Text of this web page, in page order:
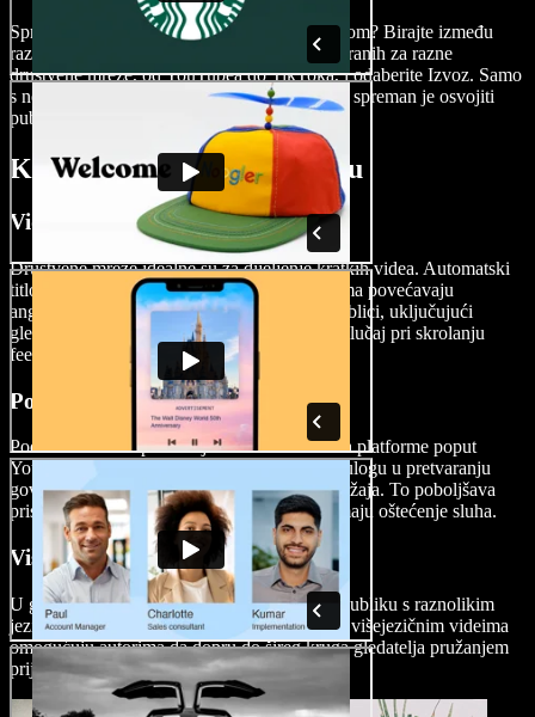
Spremni podijeliti svoje remek-djelo sa svijetom? Birajte između
različitih formata, uključujući MOV, optimiziranih za razne
društvene mreže, od YouTubea do TikToka, i odaberite Izvoz. Samo
s nekoliko klikova vaš visokokvalitetni video spreman je osvojiti
publiku.
Kada koristiti titlove u videu
Videozapisi za društvene mreže
Društvene mreže idealne su za dijeljenje kratkih videa. Automatski
titlovi u videozapisima na društvenim mrežama povećavaju
angažman jer čine sadržaj dostupnim široj publici, uključujući
gledatelje koji gledaju bez zvuka, što je čest slučaj pri skrolanju
feedom.
Podcast videi
Podcasti se često pretvaraju u video format za platforme poput
YouTubea. Automatski titlovi igraju ključnu ulogu u pretvaranju
govora u tekst, čime olakšavaju praćenje sadržaja. To poboljšava
pristupačnost za osobe koje radije čitaju ili imaju oštećenje sluha.
Višejezični videi
U globaliziranom svijetu autori često ciljaju publiku s raznolikim
jezičnim preferencijama. Automatski titlovi u višejezičnim videima
omogućuju autorima da dopru do šireg kruga gledatelja pružanjem
prijevoda ili titlova na različitim jezicima.